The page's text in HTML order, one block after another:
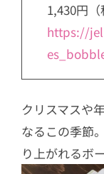
1,430円（
https://
クリスマスや
なるこの季節
り上がれる